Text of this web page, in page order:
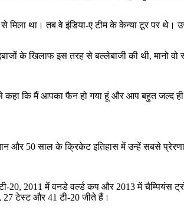
मिला था। तब वे इंडिया-ए टीम के केन्या टूर पर थे।
के खिलाफ इस तरह से बल्लेबाजी की थी, मानो
कि मैं आपका फैन हो गया हूं और आप बहुत जल्द
और 50 साल के क्रिकेट इतिहास में उन्हें सबसे
2011 में वनडे वर्ल्ड कप और 2013 में चैम्पियंस
27 टेस्ट और 41 टी-20 जीते हैं।